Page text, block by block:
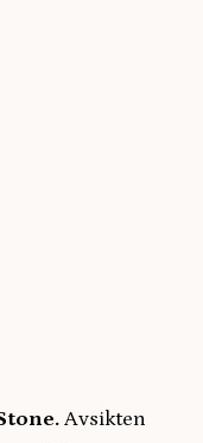
Avsikten